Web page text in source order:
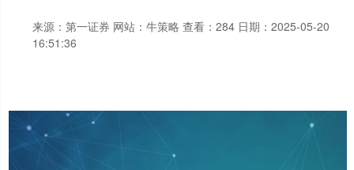
来源：第一证券 网站：牛策略 查看：284 日期：2025-05-20
16:51:36